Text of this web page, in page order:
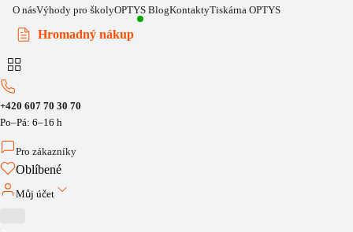
O násVýhody pro školyOPTYS BlogKontaktyTiskárna OPTYS
Hromadný nákup
+420 607 70 30 70
Po–Pá: 6–16 h
Pro zákazníky
Oblíbené
Můj účet